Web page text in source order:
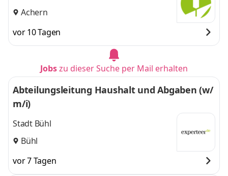
Hauptverband e.V. (BLHV)
Achern
vor 10 Tagen
Jobszu dieser Suche per Mail erhalten
Abteilungsleitung Haushalt und Abgaben (w/
m/i)
Stadt Bühl
Bühl
vor 7 Tagen